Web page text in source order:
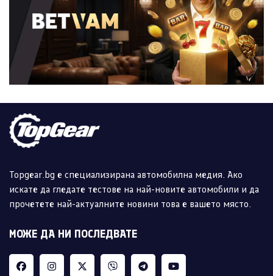
Topgear.bg е специализирана автомобилна медия. Ако
искате да гледате тестове на най-новите автомобили и да
прочетете най-актуалните новини това е вашето място.
МОЖЕ ДА НИ ПОСЛЕДВАТЕ